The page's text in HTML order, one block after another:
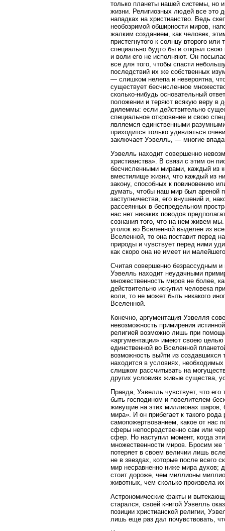
только планеты нашей системы, но
жизни. Религиозных людей все это
нападках на христианство. Ведь
необозримой обширности миров,
жалким созданием, как человек,
пристегнутого к солнцу второго
специально будто бы и открыл свою
и воли его не исполняют. Он
все для того, чтобы спасти
последствий их же собственных
— слишком нелепа и невероятна,
существует бесчисленное
сколько-нибудь основательный
положении и теряют всякую веру в
дилеммы: если действительно
специальное откровение и свою
являемся единственными
приходится только удивляться
заключает Уэвелль, — многие
Уэвелль находит совершенно
христианства». В связи с этим он
бесчисленными мирами, каждый из
вместилище жизни, что каждый из
закону, способных к повиновению
думать, чтобы наш мир был ареной
заступничества, его внушений и,
рассеянных в беспредельном
нас нет никаких поводов
сознания того, что на нем живем
уголок во Вселенной выделен из
Вселенной, то она поставит перед
природы и чувствует перед ними
как скоро она не имеет ни
Считая совершенно безрассудным
Уэвелль находит неудачными
множественность миров не более,
действительно искупил человека
воли, то не может быть никакого
Вселенной.
Конечно, аргументация Уэвелля
невозможность примирения
религией возможно лишь при
«аргументации» имеют своею
единственной во Вселенной
возможность выйти из создавшихся
находится в условиях,
слишком рассчитывать на
других условиях живые существа,
Правда, Уэвелль чувствует, что его
быть господином и повелителем
живущие на этих миллионах шаров,
мира». И он прибегает к такого
самопожертвованием, какое от нас
сферы непосредственно сам или
сфер. Но наступил момент, когда
множественности миров. Бросим же
потеряет в своем величии лишь
не в звездах, которые после всего
мир несравненно ниже мира духов;
стоит дороже, чем миллионы
животных, чем сколько произвела
Астрономические факты и
старался, своей книгой Уэвелль
позиции христианской религии,
лишь еще раз дал почувствовать,